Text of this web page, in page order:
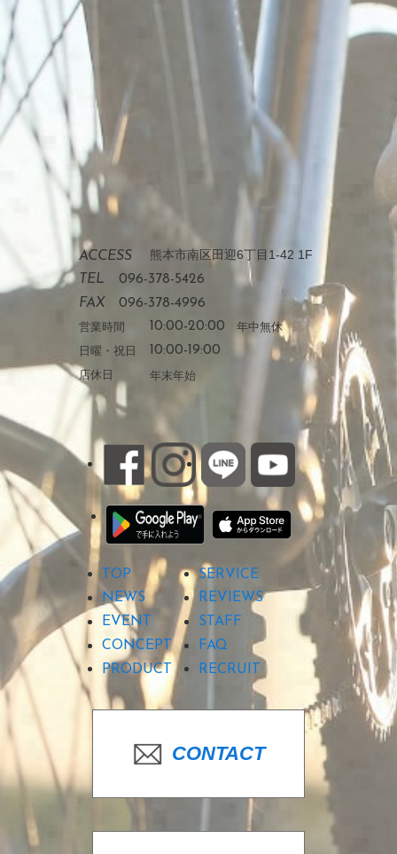
ACCESS 熊本市南区田迎6丁目1-42 1F
TEL
096-378-5426
FAX
096-378-4996
営業時間 10:00-20:00 年中無休
日曜・祝日
10:00-19:00
店休日 年末年始
TOP
SERVICE
NEWS
REVIEWS
EVENT
STAFF
CONCEPT
FAQ
PRODUCT
RECRUIT
CONTACT